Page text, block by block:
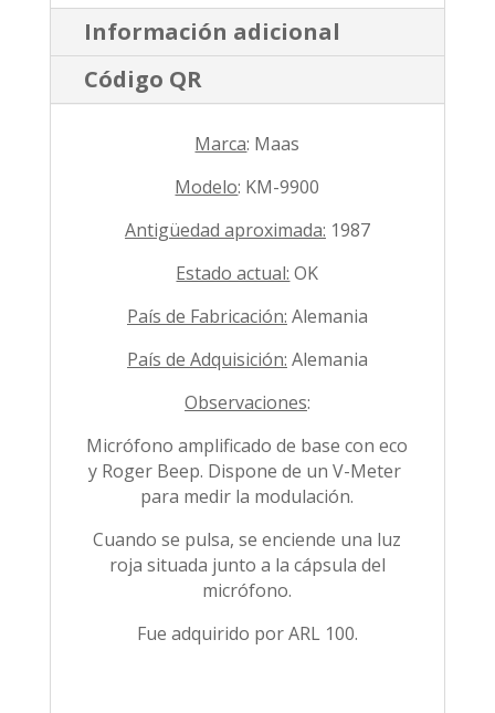
Información adicional
Código QR
Marca: Maas
Modelo: KM-9900
Antigüedad aproximada: 1987
Estado actual: OK
País de Fabricación: Alemania
País de Adquisición: Alemania
Observaciones:
Micrófono amplificado de base con eco
y Roger Beep. Dispone de un V-Meter
para medir la modulación.
Cuando se pulsa, se enciende una luz
roja situada junto a la cápsula del
micrófono.
Fue adquirido por ARL 100.